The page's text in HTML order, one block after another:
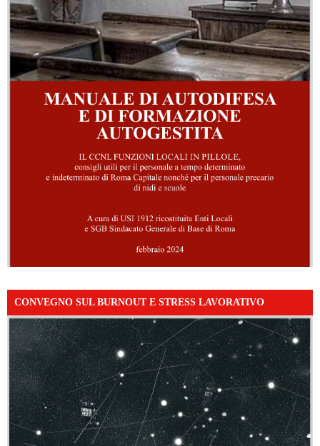
CONVEGNO SUL BURNOUT E STRESS LAVORATIVO